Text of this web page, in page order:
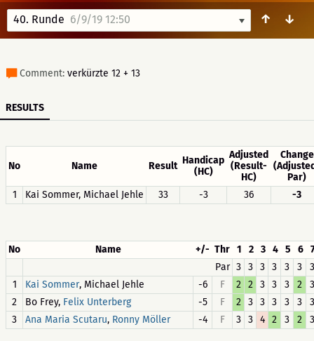
40. Runde 6/9/19 12:50 ↑ ↓
Comment: verkürzte 12 + 13
RESULTS
No Name Result Handicap
(HC)
Adjusted
(Result-
HC)
Change
Par)
1
Kai Sommer, Michael Jehle 33 -3 36 -3
No Name +/- Thr 1 2 3 4 5 6
Par 3 3 3 3 3 3
3
1
Kai Sommer, Michael Jehle -6 F 2 2 3 3 3 2
3
2
Bo Frey, Felix Unterberg -5 F 2 3 3 3 3 3
3
3
Ana Maria Scutaru, Ronny Möller -4 F 3 3 4 2 3 2 3